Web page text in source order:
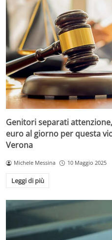
Genitori separati
euro al giorno per questa
Verona
Michele Messina 10 Maggio 2025
Leggi di più